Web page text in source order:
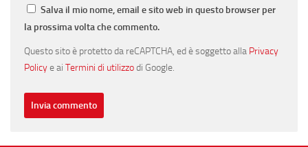
Salva il mio nome, email e sito web in questo browser per
la prossima volta che commento.
Questo sito è protetto da reCAPTCHA, ed è soggetto alla Privacy
Policye ai Termini di utilizzodi Google.